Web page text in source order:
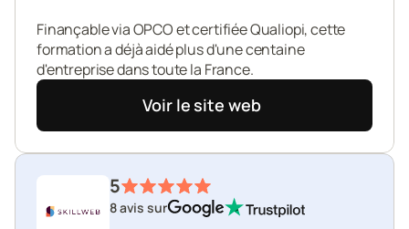
Finançable via OPCO et certifiée Qualiopi, cette
formation a déjà aidé plus d'une centaine
d'entreprise dans toute la France.
Voir le site web
5
8 avis sur